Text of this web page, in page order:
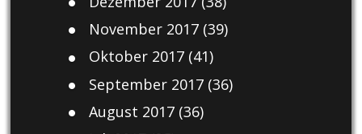
November 2017(39)
Oktober 2017(41)
September 2017(36)
August 2017(36)